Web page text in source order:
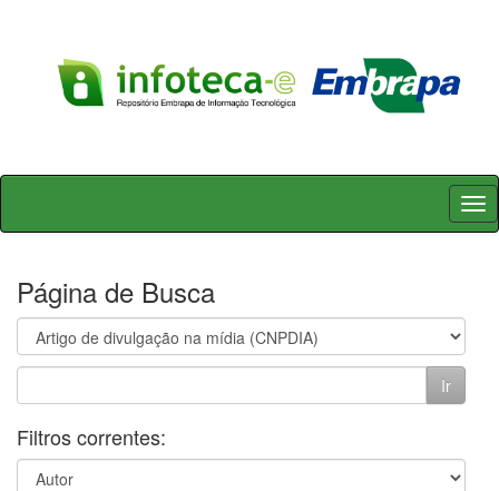
Skip
Página de Busca
Filtros correntes: